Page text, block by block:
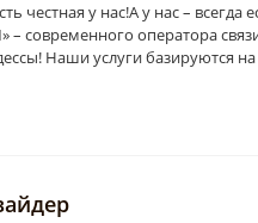
честная у нас!А у нас –
– современного оператора
Наши услуги базируются